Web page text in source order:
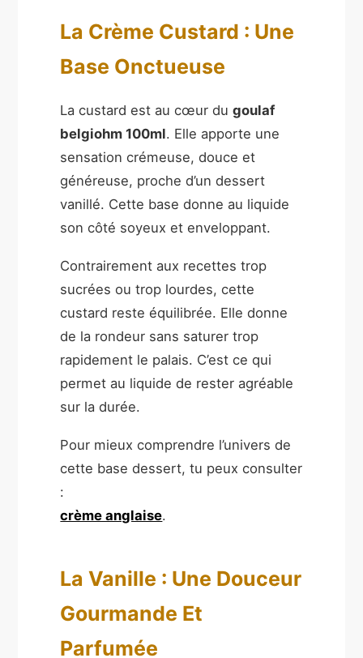
La Crème Custard : Une
Base Onctueuse
La custard est au cœur dugoulaf
belgiohm 100ml. Elle apporte une
sensation crémeuse, douce et
généreuse, proche d’un dessert
vanillé. Cette base donne au liquide
son côté soyeux et enveloppant.
Contrairement aux recettes trop
sucrées ou trop lourdes, cette
custard reste équilibrée. Elle donne
de la rondeur sans saturer trop
rapidement le palais. C’est ce qui
permet au liquide de rester agréable
sur la durée.
Pour mieux comprendre l’univers de
cette base dessert, tu peux consulter
:
crème anglaise.
La Vanille : Une Douceur
Gourmande Et
Parfumée